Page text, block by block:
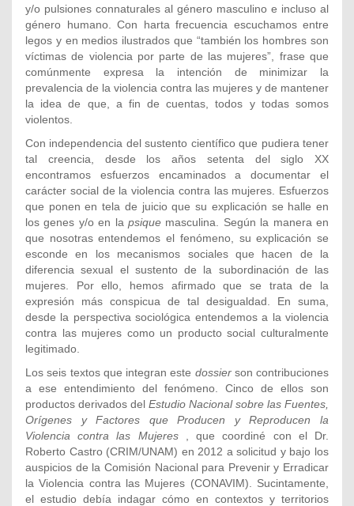
y/o pulsiones connaturales al género masculino e incluso al
género humano. Con harta frecuencia escuchamos entre
legos y en medios ilustrados que “también los hombres son
víctimas de violencia por parte de las mujeres”, frase que
comúnmente expresa la intención de minimizar la
prevalencia de la violencia contra las mujeres y de mantener
la idea de que, a fin de cuentas, todos y todas somos
violentos.
Con independencia del sustento científico que pudiera tener
tal creencia, desde los años setenta del siglo XX
encontramos esfuerzos encaminados a documentar el
carácter social de la violencia contra las mujeres. Esfuerzos
que ponen en tela de juicio que su explicación se halle en
los genes y/o en la psique masculina. Según la manera en
que nosotras entendemos el fenómeno, su explicación se
esconde en los mecanismos sociales que hacen de la
diferencia sexual el sustento de la subordinación de las
mujeres. Por ello, hemos afirmado que se trata de la
expresión más conspicua de tal desigualdad. En suma,
desde la perspectiva sociológica entendemos a la violencia
contra las mujeres como un producto social culturalmente
legitimado.
Los seis textos que integran este dossierson contribuciones
a ese entendimiento del fenómeno. Cinco de ellos son
productos derivados del Estudio Nacional sobre las Fuentes,
Orígenes y Factores que Producen y Reproducen la
Violencia contra las Mujeres, que coordiné con el Dr.
Roberto Castro (CRIM/UNAM) en 2012 a solicitud y bajo los
auspicios de la Comisión Nacional para Prevenir y Erradicar
la Violencia contra las Mujeres (CONAVIM). Sucintamente,
el estudio debía indagar cómo en contextos y territorios